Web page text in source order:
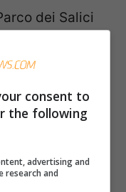
dei Salici
di San
per ilLago di
consent to
the following
advertising and
research and